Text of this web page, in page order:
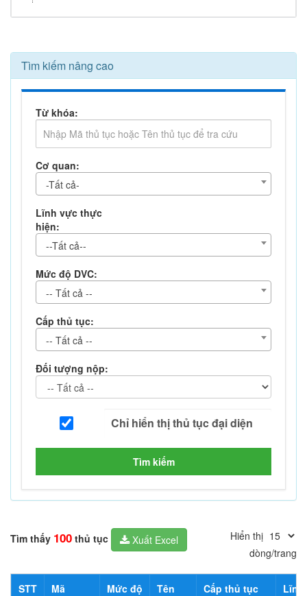
Tìm kiếm nâng cao
Từ khóa:
Cơ quan:
-Tất cả-
Lĩnh vực thực
hiện:
--Tất cả--
Mức độ DVC:
-- Tất cả --
Cấp thủ tục:
-- Tất cả --
Đối tượng nộp:
Tìm kiếm
Tìm thấy 100 thủ tục Xuất Excel
Hiển thị
dòng/trang
STT
Mã
Mức độ
Tên
Cấp thủ tục
Lĩnh